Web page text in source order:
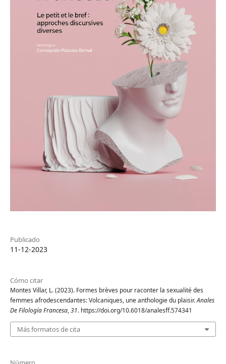
Publicado
11-12-2023
Cómo citar
Montes Villar, L. (2023). Formes brèves pour raconter la sexualité des
femmes afrodescendantes: Volcaniques, une anthologie du plaisir.Anales
De Filología Francesa,31. https://doi.org/10.6018/analesff.574341
Más formatos de cita